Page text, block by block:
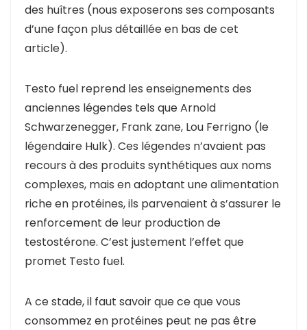
des huîtres (nous exposerons ses composants
d’une façon plus détaillée en bas de cet
article).
Testo fuel reprend les enseignements des
anciennes légendes tels que Arnold
Schwarzenegger, Frank zane, Lou Ferrigno (le
légendaire Hulk). Ces légendes n’avaient pas
recours à des produits synthétiques aux noms
complexes, mais en adoptant une alimentation
riche en protéines, ils parvenaient à s’assurer le
renforcement de leur production de
testostérone. C’est justement l’effet que
promet Testo fuel.
A ce stade, il faut savoir que ce que vous
consommez en protéines peut ne pas être